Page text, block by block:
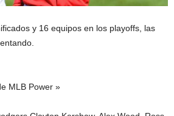
y 16 equipos en los playoffs, las
MLB Power »